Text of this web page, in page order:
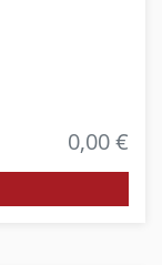
0,00 €